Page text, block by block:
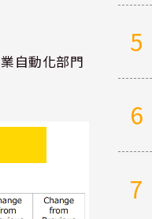
自動化部門
5
6
7